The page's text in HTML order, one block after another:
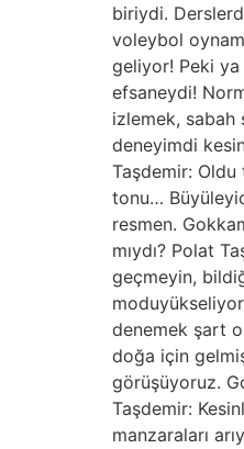
biriydi.
voleybol
geliyor! Peki ya
efsaneydi!
izlemek, sabah
deneyimdi
Taşdemir: Oldu
tonu…
resmen.
mıydı? Polat
geçmeyin,
denemek şart
doğa için
görüşüyoruz.
Taşdemir:
manzaraları